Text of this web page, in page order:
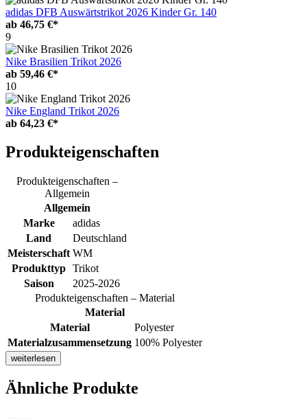
adidas DFB Auswärtstrikot 2026 Kinder Gr. 140
ab 46,75 €*
9
Nike Brasilien Trikot 2026
ab 59,46 €*
10
Nike England Trikot 2026
ab 64,23 €*
Produkteigenschaften
Produkteigenschaften –
Allgemein
Allgemein
Marke
adidas
Land
Deutschland
Meisterschaft WM
Produkttyp Trikot
Saison
2025-2026
Produkteigenschaften – Material
Material
Material
Polyester
Materialzusammensetzung 100% Polyester
weiterlesen
Ähnliche Produkte